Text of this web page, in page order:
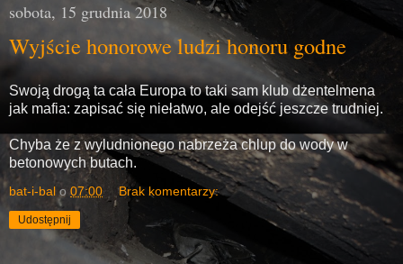
sobota, 15 grudnia 2018
Wyjście honorowe ludzi honoru godne
Swoją drogą ta cała Europa to taki sam klub dżentelmena
jak mafia: zapisać się niełatwo, ale odejść jeszcze trudniej.
Chyba że z wyludnionego nabrzeża chlup do wody w
betonowych butach.
bat-i-bal o 07:00 Brak komentarzy:
Udostępnij